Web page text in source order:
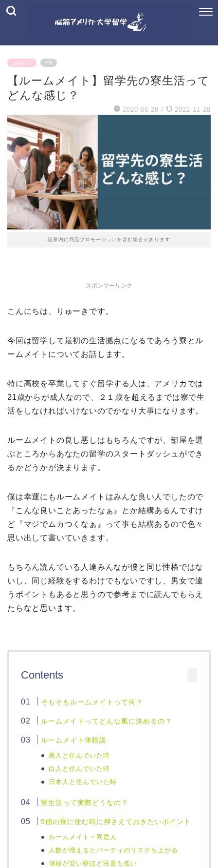
お役立ち PR
【ルームメイト】留学先の寮生活って
どんな感じ？
2020-06-28 / 2022-11-28
記事内に商品プロモーションを含む場合があります
スポンサーリンク
こんにちは、りゅーきです。
今回は留学して最初の生活拠点になるであろう寮とル
ームメイトについてお話します。
特に高校を卒業してすぐ留学する人は、アメリカでは
21歳からが成人なので、２１歳を超えるまでは寮で生
活をしなければいけないのでかなり大事になります。
ルームメイトの良し悪しはもちろんですが、部屋を選
ぶところからあなたの留学のスタートダッシュができ
るかどうかが決まります。
僕は幸運にもルームメイトはみんな良い人でしたので
『こんな良いことあったなぁ』とか結構あるんですけ
ど『マジでムカつくなぁ』って事も結構あるので色々
思い出して書いていきます。
もちろん読んでいる人達みんなが僕と同じ性格ではな
いし、同じ経験をするわけでもないですし、男女で違
うポイントもあると思うので参考までに読んでもらえ
たらなと思います。
Contents
そもそもルームメイトって何？
ルームメイトってどんな風に決めるの？
ルームメイト体験談
黒人と住んでいた時
白人と住んでいた時
日本人と住んでいた時
寮生活って実際どうなの？
9個の寮に住む時に押さえておきたいポイント
ルームメイト＝同居人
人数が増えるとパーティのリスクも上がる
値段が安い寮ほど民度も低い